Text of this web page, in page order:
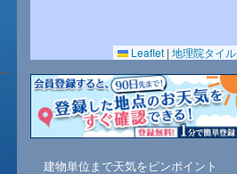
73 74 75 78
Leaflet | 地理院タイル
建物単位まで天気をピンポイント